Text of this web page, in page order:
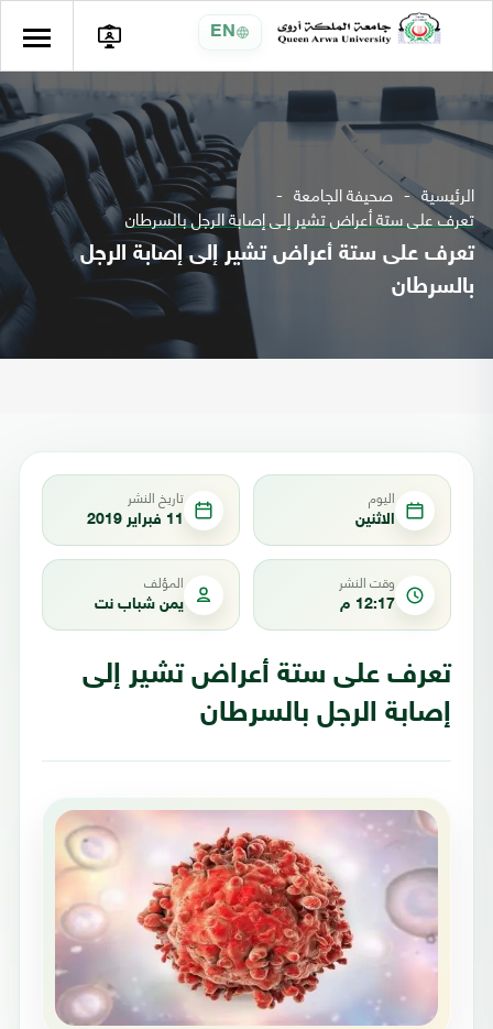
EN
الرئيسية صحيفة الجامعة
تعرف على ستة أعراض تشير إلى إصابة الرجل بالسرطان
تعرف على ستة أعراض تشير إلى إصابة الرجل
بالسرطان
اليوم
الاثنين
تاريخ النشر
11 فبراير 2019
وقت النشر
12:17 م
المؤلف
يمن شباب نت
تعرف على ستة أعراض تشير إلى
إصابة الرجل بالسرطان